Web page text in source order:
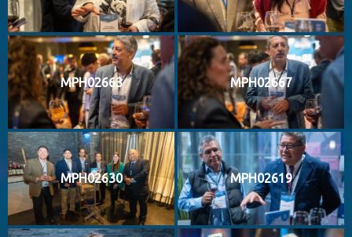
MPH02663 MPH02667
MPH02630 MPH02619